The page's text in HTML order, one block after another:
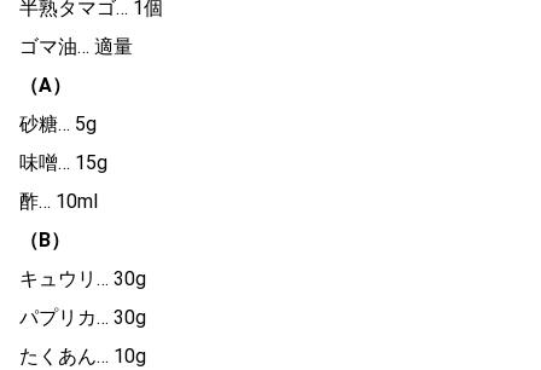
半熟タマゴ… 1個
ゴマ油… 適量
（A）
砂糖… 5g
味噌… 15g
酢… 10ml
（B）
キュウリ… 30g
パプリカ… 30g
たくあん… 10g